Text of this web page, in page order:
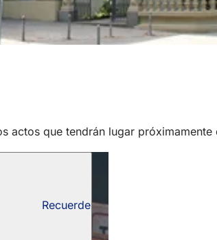
actos que tendrán lugar próximamente
Recuerde